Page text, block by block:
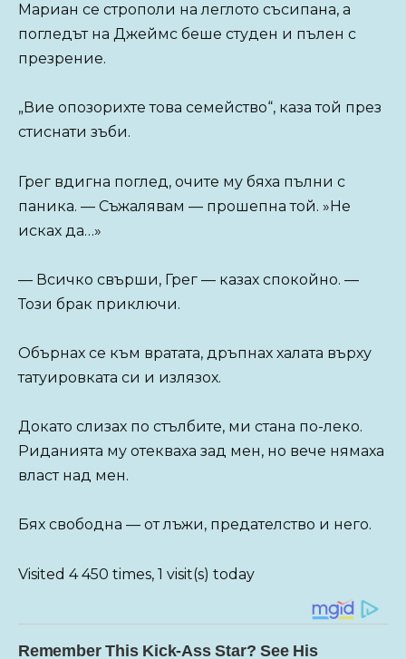
Мариан се строполи на леглото съсипана, а
погледът на Джеймс беше студен и пълен с
презрение.
„Вие опозорихте това семейство“, каза той през
стиснати зъби.
Грег вдигна поглед, очите му бяха пълни с
паника. — Съжалявам — прошепна той. »Не
исках да…»
— Всичко свърши, Грег — казах спокойно. —
Този брак приключи.
Обърнах се към вратата, дръпнах халата върху
татуировката си и излязох.
Докато слизах по стълбите, ми стана по-леко.
Риданията му отекваха зад мен, но вече нямаха
власт над мен.
Бях свободна — от лъжи, предателство и него.
Visited 4 450 times, 1 visit(s) today